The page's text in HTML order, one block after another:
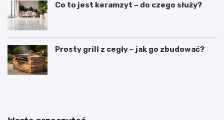
Co to jest keramzyt – do czego służy?
Prosty grill z cegły – jak go zbudować?
D
S